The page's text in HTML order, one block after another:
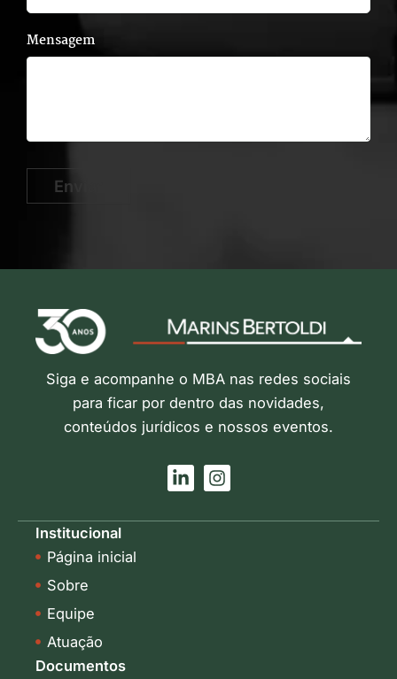
Mensagem
Enviar
Siga e acompanhe o MBA nas redes sociais
para ficar por dentro das novidades,
conteúdos jurídicos e nossos eventos.
L
i
k
I
n
t
Institucional
Página inicial
Sobre
Equipe
Atuação
Documentos